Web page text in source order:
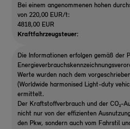
Bei einem angenommenen hohen
von 220,00 EUR/t:
4818,00 EUR
Kraftfahrzeugsteuer:
Die Informationen erfolgen gemäß der
Werte wurden nach dem
(Worldwide harmonised Light-duty
ermittelt.
Der Kraftstoffverbrauch und der CO₂-
nicht nur von der effizienten
den Pkw, sondern auch vom Fahrstil